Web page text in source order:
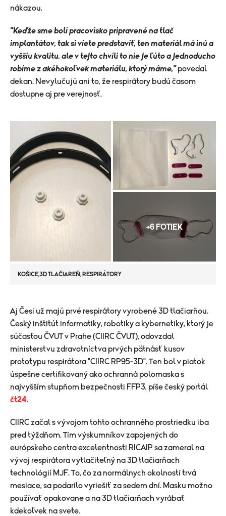
nákazou.
"Keďže sme boli pracovisko pripravené na tlač
implantátov, tak si viete predstaviť, ten materiál má inú a
vyššiu kvalitu, ale v tejto chvíli to nie je ľúto a jednoducho
robíme z akéhokoľvek materiálu, ktorý máme,"povedal
dekan. Nevylučujú ani to, že respirátory budú časom
dostupne aj pre verejnosť.
+6 FOTIEK
KOŠICE,3D TLAČIAREŇ, RESPIRÁTORY
​Aj Česi už majú prvé respirátory vyrobené 3D tlačiarňou.
Český inštitút informatiky, robotiky a kybernetiky, ktorý je
súčasťou ČVUT v Prahe (CIIRC ČVUT), odovzdal
ministerstvu zdravotníctva prvých pätnásť kusov
prototypu respirátora "CIIRC RP95-3D". Ten bol v piatok
úspešne certifikovaný ako ochranná polomaska ​​s
najvyšším stupňom bezpečnosti FFP3, píše český portál
čt24.
CIIRC začal s vývojom tohto ochranného prostriedku iba
pred týždňom. Tím výskumníkov zapojených do
európskeho centra excelentnosti RICAIP sa zameral na
vývoj respirátora vytlačiteľný na 3D tlačiarňach
technológií MJF. To, čo za normálnych okolností trvá
mesiace, sa podarilo vyriešiť za sedem dní. Masku možno
používať opakovane a na 3D tlačiarňach vyrábať
kdekoľvek na svete.